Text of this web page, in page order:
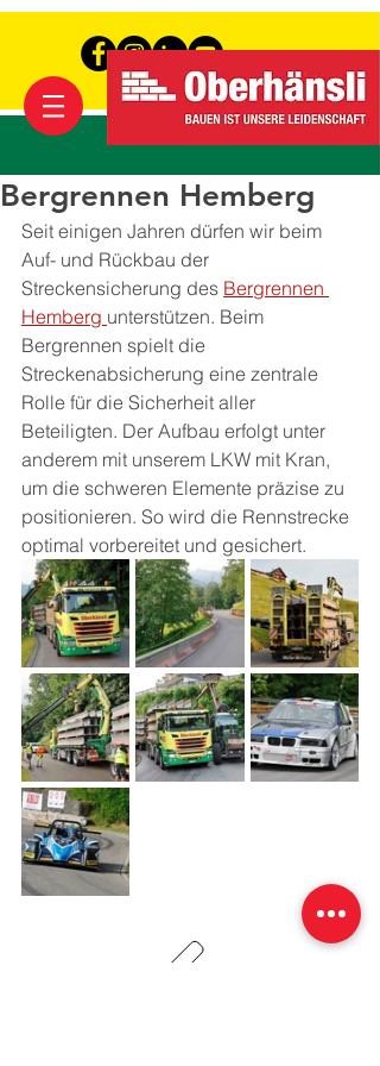
Bergrennen Hemberg
Seit einigen Jahren dürfen wir beim
Auf- und Rückbau der
Streckensicherung des Bergrennen
Hemberg unterstützen. Beim
Bergrennen spielt die
Streckenabsicherung eine zentrale
Rolle für die Sicherheit aller
Beteiligten. Der Aufbau erfolgt unter
anderem mit unserem LKW mit Kran,
um die schweren Elemente präzise zu
positionieren. So wird die Rennstrecke
optimal vorbereitet und gesichert.